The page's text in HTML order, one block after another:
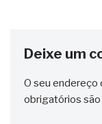
Deixe um
O seu endereço
obrigatórios